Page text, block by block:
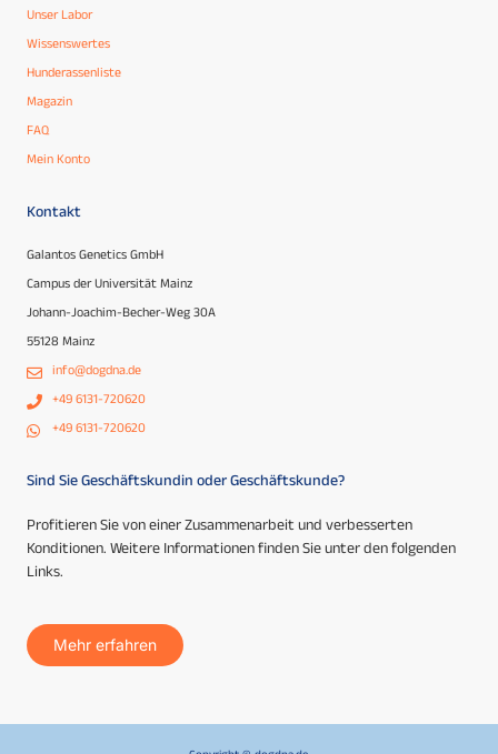
Unser Labor
Wissenswertes
Hunderassenliste
Magazin
FAQ
Mein Konto
Kontakt
Galantos Genetics GmbH
Campus der Universität Mainz
Johann-Joachim-Becher-Weg 30A
55128 Mainz
info@dogdna.de
+49 6131-720620
+49 6131-720620
Sind Sie Geschäftskundin oder Geschäftskunde?
Profitieren Sie von einer Zusammenarbeit und verbesserten
Konditionen. Weitere Informationen finden Sie unter den folgenden
Links.
Mehr erfahren